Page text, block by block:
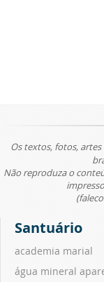
Os textos, fotos,
Não reproduza o
Santuário
academia marial
água mineral